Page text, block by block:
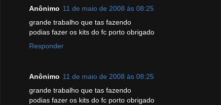
Anônimo 11 de maio de 2008 às 08:25
grande trabalho que tas fazendo
podias fazer os kits do fc porto obrigado
Responder
Anônimo 11 de maio de 2008 às 08:25
grande trabalho que tas fazendo
podias fazer os kits do fc porto obrigado